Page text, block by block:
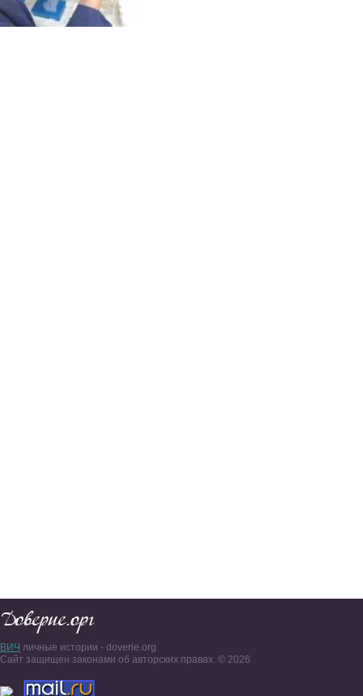
ВИЧ личные истории - doverie.org
Сайт защищен законами об авторских правах. © 2026